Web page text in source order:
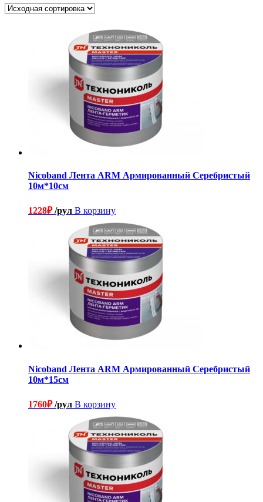
Nicoband Лента ARM Армированный Серебристый
10м*10см
1228₽/рул В корзину
Nicoband Лента ARM Армированный Серебристый
10м*15см
1760₽/рул В корзину